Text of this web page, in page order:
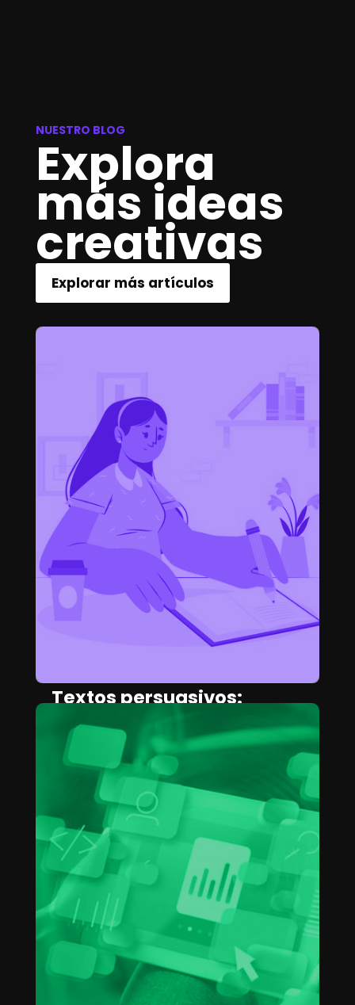
NUESTRO BLOG
Explora
más ideas
creativas
Explorar más artículos
Textos persuasivos:
Aprende a escribir textos
que venden
May 2, 2025 CAMILA HERRERA